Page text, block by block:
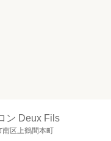
ン Deux Fils
区上鶴間本町